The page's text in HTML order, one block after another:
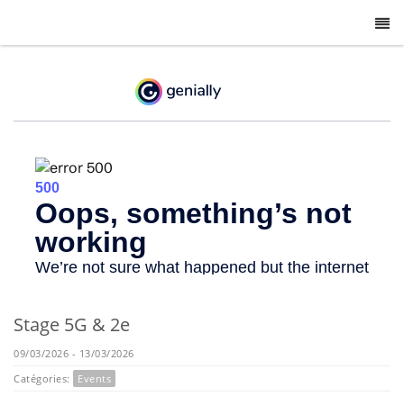
Stage 5G & 2e
09/03/2026 - 13/03/2026
Catégories:
Events